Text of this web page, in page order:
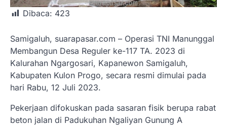
Dibaca: 423
Samigaluh, suarapasar.com – Operasi TNI Manunggal
Membangun Desa Reguler ke-117 TA. 2023 di
Kalurahan Ngargosari, Kapanewon Samigaluh,
Kabupaten Kulon Progo, secara resmi dimulai pada
hari Rabu, 12 Juli 2023.
Pekerjaan difokuskan pada sasaran fisik berupa rabat
beton jalan di Padukuhan Ngaliyan Gunung A